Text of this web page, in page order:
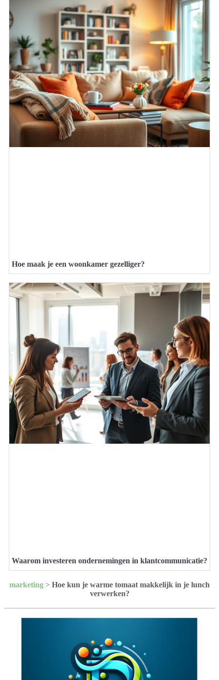
Hoe maak je een woonkamer gezelliger?
Waarom investeren ondernemingen in klantcommunicatie?
marketing > Hoe kun je warme tomaat makkelijk in je lunch
verwerken?